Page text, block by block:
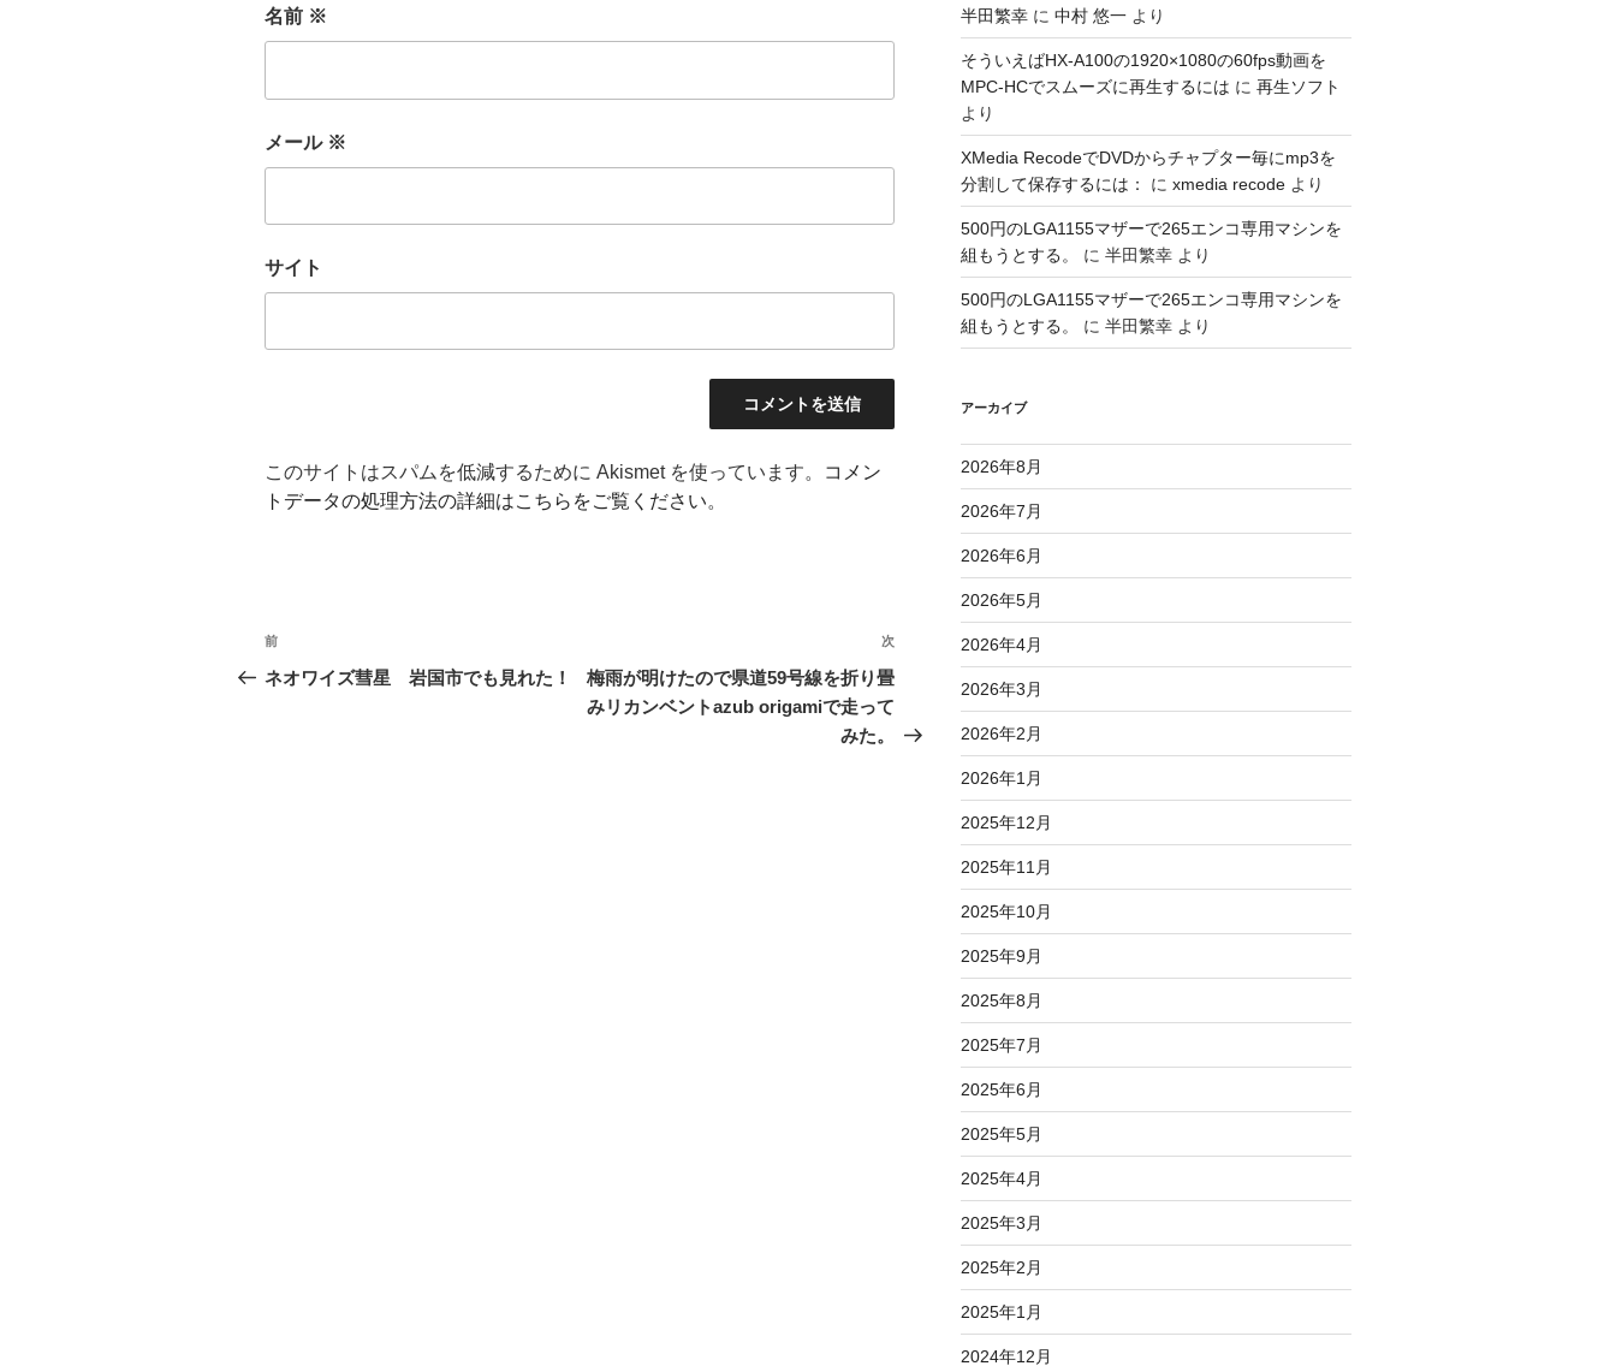
名前 ※
メール ※
サイト
このサイトはスパムを低減するために Akismet を使っています。
コメン
トデータの処理方法の詳細はこちらをご覧ください。
投
稿
前
の
前
ネオワイズ彗星 岩国市でも見れた！
次
の
稿
次
梅雨が明けたので県道59号線を折り畳
みリカンベントazub origamiで走って
みた。
半田繁幸に 中村 悠一より
そういえばHX-A100の1920×1080の60fps動画を
MPC-HCでスムーズに再生するには に 再生ソフト
より
XMedia RecodeでDVDからチャプター毎にmp3を
分割して保存するには：
に xmedia recodeより
500円のLGA1155マザーで265エンコ専用マシンを
組もうとする。
に 半田繁幸より
500円のLGA1155マザーで265エンコ専用マシンを
組もうとする。
に 半田繁幸より
アーカイブ
2026年8月
2026年7月
2026年6月
2026年5月
2026年4月
2026年3月
2026年2月
2026年1月
2025年12月
2025年11月
2025年10月
2025年9月
2025年8月
2025年7月
2025年6月
2025年5月
2025年4月
2025年3月
2025年2月
2025年1月
2024年12月